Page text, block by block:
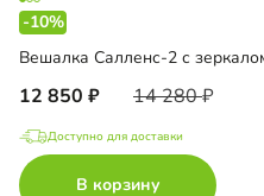
-10%
Вешалка Салленс-2 с
12 850 14 280
Доступно для доставки
В корзину